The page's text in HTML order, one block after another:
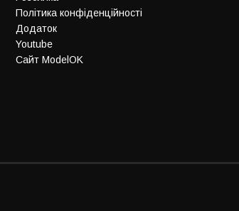
Політика конфіденційності
Додаток
Youtube
Сайт ModelOK